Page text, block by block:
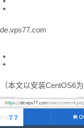
本文以安装CentOS6为